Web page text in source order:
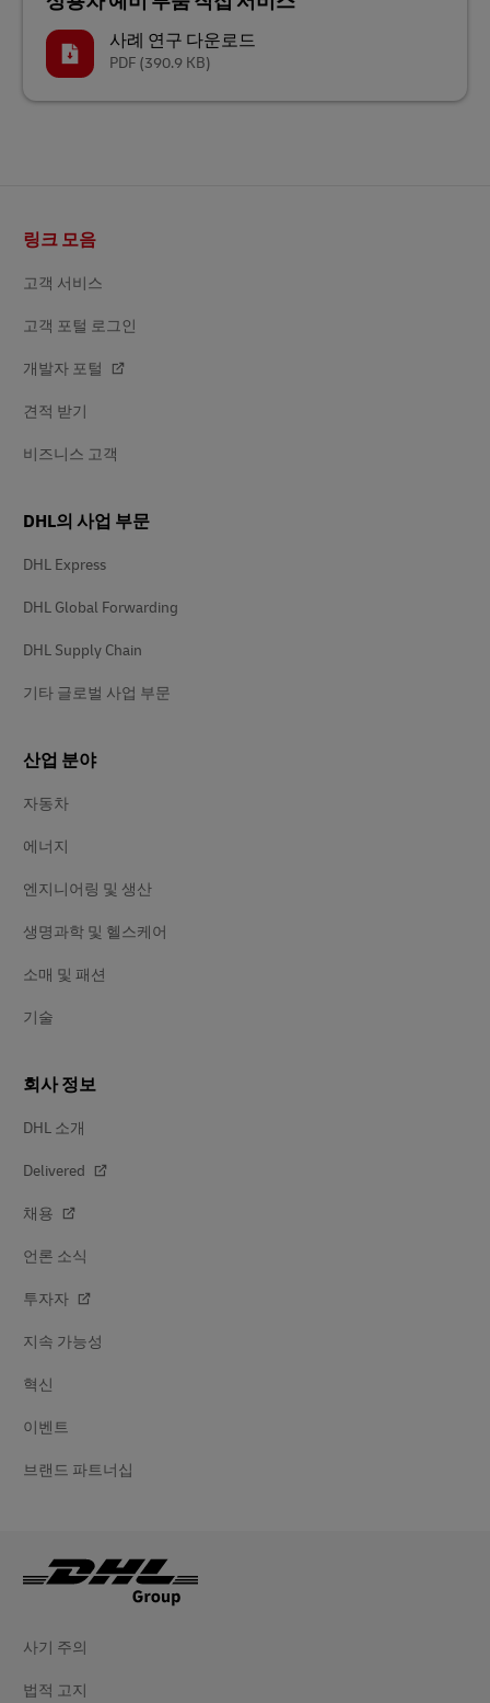
사례 연구 다운로드
PDF (390.9 KB)
닥
링크 모음
고객 서비스
고객 포털 로그인
개발자 포털
견적 받기
비즈니스 고객
DHL의 사업 부문
DHL Express
DHL Global Forwarding
DHL Supply Chain
기타 글로벌 사업 부문
산업 분야
자동차
에너지
엔지니어링 및 생산
생명과학 및 헬스케어
소매 및 패션
기술
회사 정보
DHL 소개
Delivered
채용
언론 소식
투자자
지속 가능성
혁신
이벤트
브랜드 파트너십
사기 주의
법적 고지